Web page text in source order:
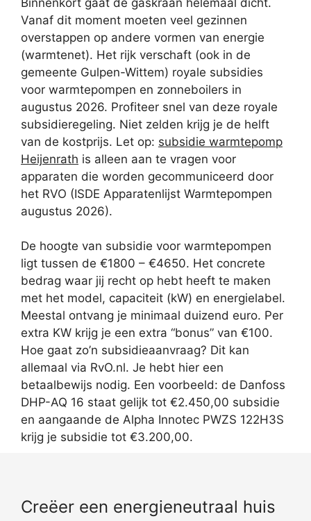
Vanaf dit moment moeten veel gezinnen
overstappen op andere vormen van energie
(warmtenet). Het rijk verschaft (ook in de
gemeente Gulpen-Wittem) royale subsidies
voor warmtepompen en zonneboilers in
augustus 2026. Profiteer snel van deze royale
subsidieregeling. Niet zelden krijg je de helft
van de kostprijs. Let op: subsidie warmtepomp
Heijenrath is alleen aan te vragen voor
apparaten die worden gecommuniceerd door
het RVO (ISDE Apparatenlijst Warmtepompen
augustus 2026).
De hoogte van subsidie voor warmtepompen
ligt tussen de €1800 – €4650. Het concrete
bedrag waar jij recht op hebt heeft te maken
met het model, capaciteit (kW) en energielabel.
Meestal ontvang je minimaal duizend euro. Per
extra KW krijg je een extra “bonus” van €100.
Hoe gaat zo’n subsidieaanvraag? Dit kan
allemaal via RvO.nl. Je hebt hier een
betaalbewijs nodig. Een voorbeeld: de Danfoss
DHP-AQ 16 staat gelijk tot €2.450,00 subsidie
en aangaande de Alpha Innotec PWZS 122H3S
krijg je subsidie tot €3.200,00.
Creëer een energieneutraal huis